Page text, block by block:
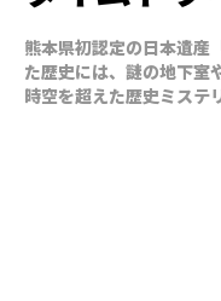
熊本県初認定の日本遺産
た歴史には、謎の地下室
時空を超えた歴史ミステ